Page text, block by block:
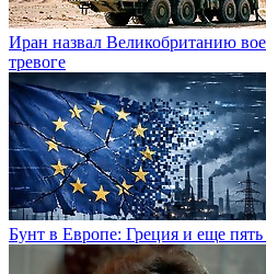
Иран назвал Великобританию
тревоге
Бунт в Европе: Греция и еще